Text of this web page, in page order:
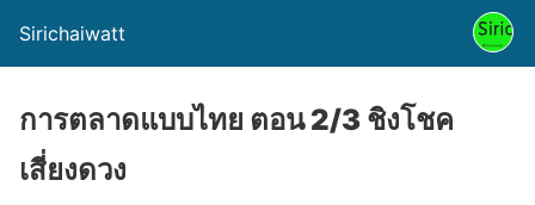
Sirichaiwatt
การตลาดแบบไทย ตอน 2/3 ชิงโชค
เสี่ยงดวง